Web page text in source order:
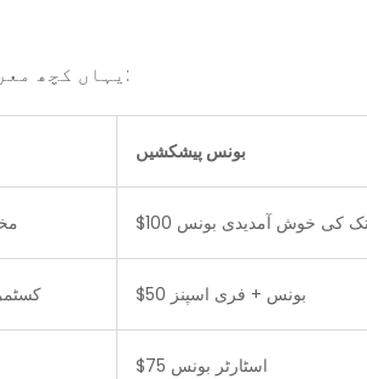
یہاں کچھ معروف آن لائن جوئے کے پلیٹ فارمز کی موازنہ فہرست دی جا رہی ہے:
بونس پیشکشیں
تک کی خوش آمدیدی بونس
24/7 $50 بونس + فری اسپنز
$75 اسٹارٹر بونس